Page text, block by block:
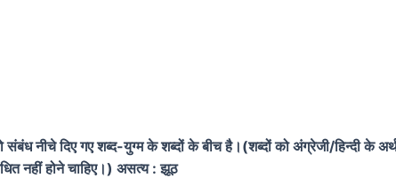
नीचे दिए गए शब्द-युग्म के शब्दों के बीच है।(शब्दों को अंग्रेजी/हिन्दी के
नहीं होने चाहिए।) असत्य : झूठ